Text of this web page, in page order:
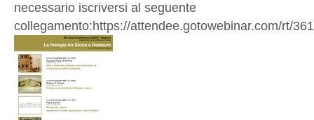
necessario iscriversi al seguente
collegamento:https://attendee.gotowebinar.com/rt/